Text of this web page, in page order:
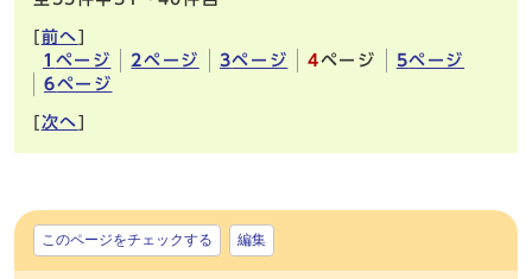
前へ
1 ページ 2ページ 3ページ 4ページ 5ページ
6ページ
次へ
このページをチェックする 編集